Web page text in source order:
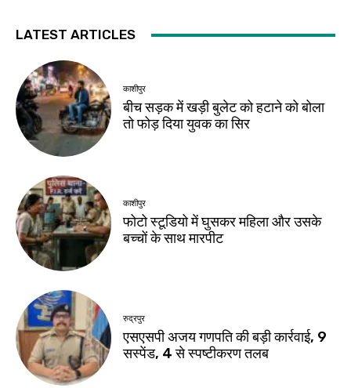
LATEST ARTICLES
काशीपुर
बीच सड़क में खड़ी बुलेट को हटाने को बोला
तो फोड़ दिया युवक का सिर
काशीपुर
फोटो स्टूडियो में घुसकर महिला और उसके
बच्चों के साथ मारपीट
रुद्रपुर
एसएसपी अजय गणपति की बड़ी कार्रवाई, 9
सस्पेंड, 4 से स्पष्टीकरण तलब